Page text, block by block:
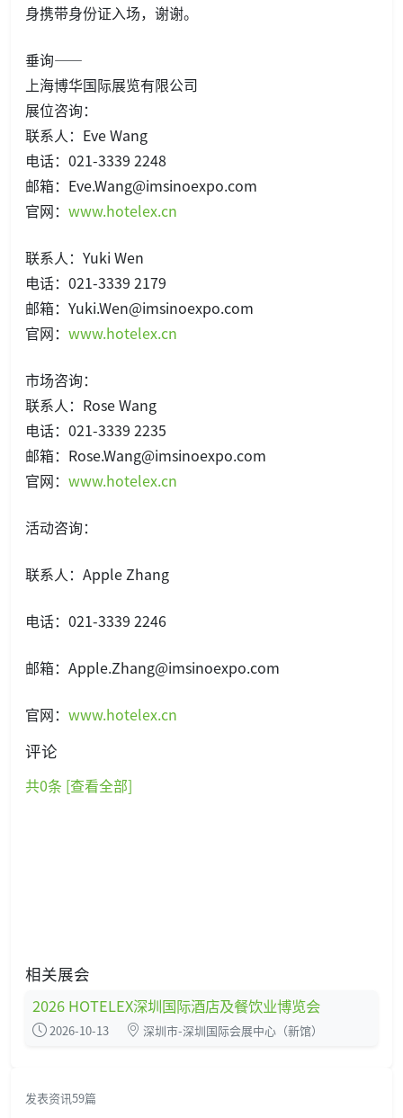
身携带身份证入场，谢谢。
垂询——
上海博华国际展览有限公司
展位咨询：
联系人：Eve Wang
电话：021-3339 2248
邮箱：Eve.Wang@imsinoexpo.com
官网： www.hotelex.cn
联系人：Yuki Wen
电话：021-3339 2179
邮箱：Yuki.Wen@imsinoexpo.com
官网： www.hotelex.cn
市场咨询：
联系人：Rose Wang
电话：021-3339 2235
邮箱：Rose.Wang@imsinoexpo.com
官网： www.hotelex.cn
活动咨询：
联系人：Apple Zhang
电话：021-3339 2246
邮箱：Apple.Zhang@imsinoexpo.com
官网： www.hotelex.cn
评论
共0条 [查看全部]
相关展会
2026 HOTELEX深圳国际酒店及餐饮业博览会
2026-10-13 深圳市-深圳国际会展中心（新馆）
发表资讯59篇